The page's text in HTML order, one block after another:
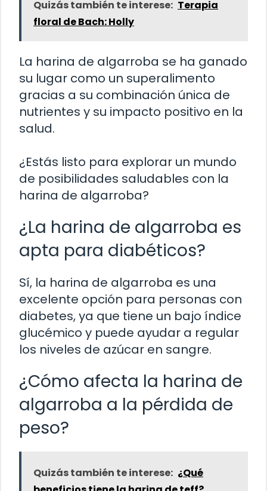
Quizás también te interese: Terapia
floral de Bach: Holly
La harina de algarroba se ha ganado
su lugar como un superalimento
gracias a su combinación única de
nutrientes y su impacto positivo en la
salud.
¿Estás listo para explorar un mundo
de posibilidades saludables con la
harina de algarroba?
¿La harina de algarroba es
apta para diabéticos?
Sí, la harina de algarroba es una
excelente opción para personas con
diabetes, ya que tiene un bajo índice
glucémico y puede ayudar a regular
los niveles de azúcar en sangre.
¿Cómo afecta la harina de
algarroba a la pérdida de
peso?
Quizás también te interese: ¿Qué